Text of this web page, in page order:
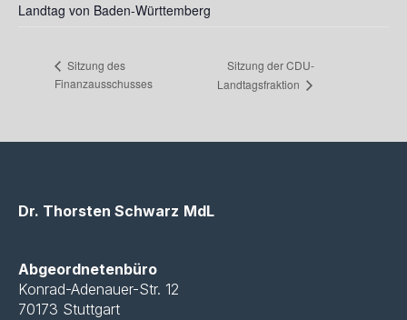
Landtag von Baden-Württemberg
Sitzung des
Finanzausschusses
Sitzung der CDU-
Landtagsfraktion
Dr. Thorsten Schwarz MdL
Abgeordnetenbüro
Konrad-Adenauer-Str. 12
70173 Stuttgart